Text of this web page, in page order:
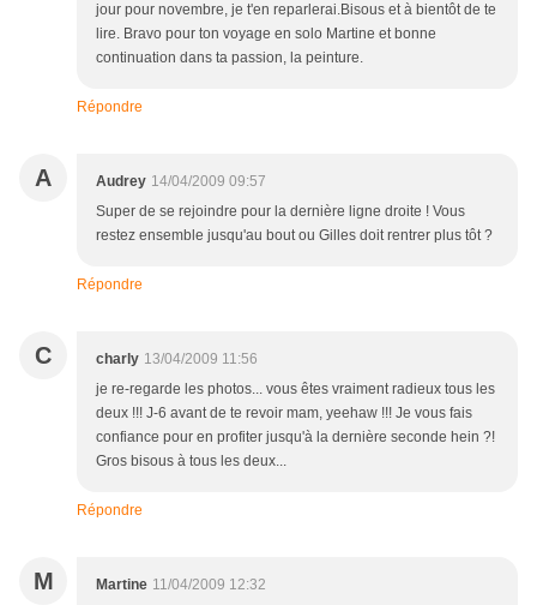
jour pour novembre, je t'en reparlerai.Bisous et à bientôt de te
lire. Bravo pour ton voyage en solo Martine et bonne
continuation dans ta passion, la peinture.
Répondre
A Audrey 14/04/2009 09:57
Super de se rejoindre pour la dernière ligne droite ! Vous
restez ensemble jusqu'au bout ou Gilles doit rentrer plus tôt ?
Répondre
C charly 13/04/2009 11:56
je re-regarde les photos... vous êtes vraiment radieux tous les
deux !!! J-6 avant de te revoir mam, yeehaw !!! Je vous fais
confiance pour en profiter jusqu'à la dernière seconde hein ?!
Gros bisous à tous les deux...
Répondre
M Martine 11/04/2009 12:32